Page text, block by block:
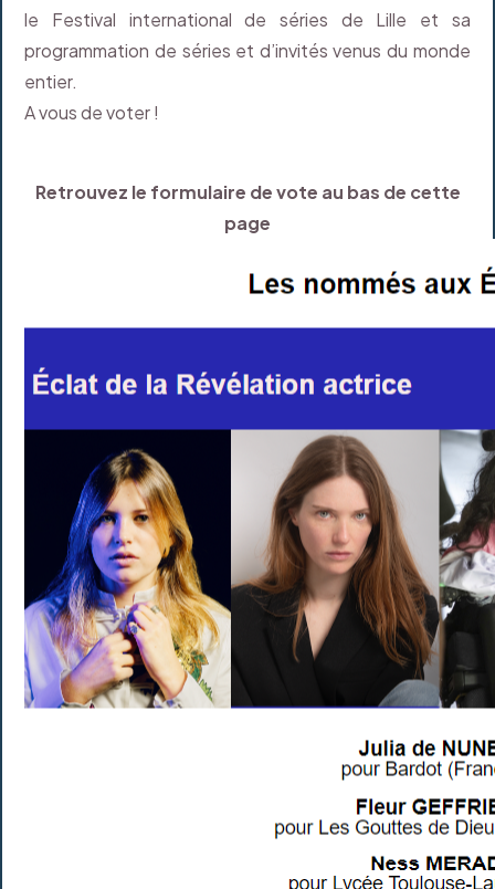
le Festival international de séries de Lille et sa
programmation de séries et d’invités venus du monde
entier.
A vous de voter !
Retrouvez le formulaire de vote au bas de cette
page